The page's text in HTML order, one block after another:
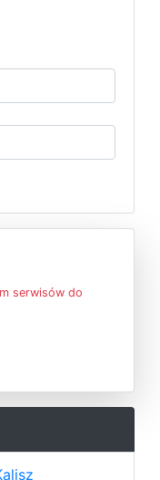
serwisów do